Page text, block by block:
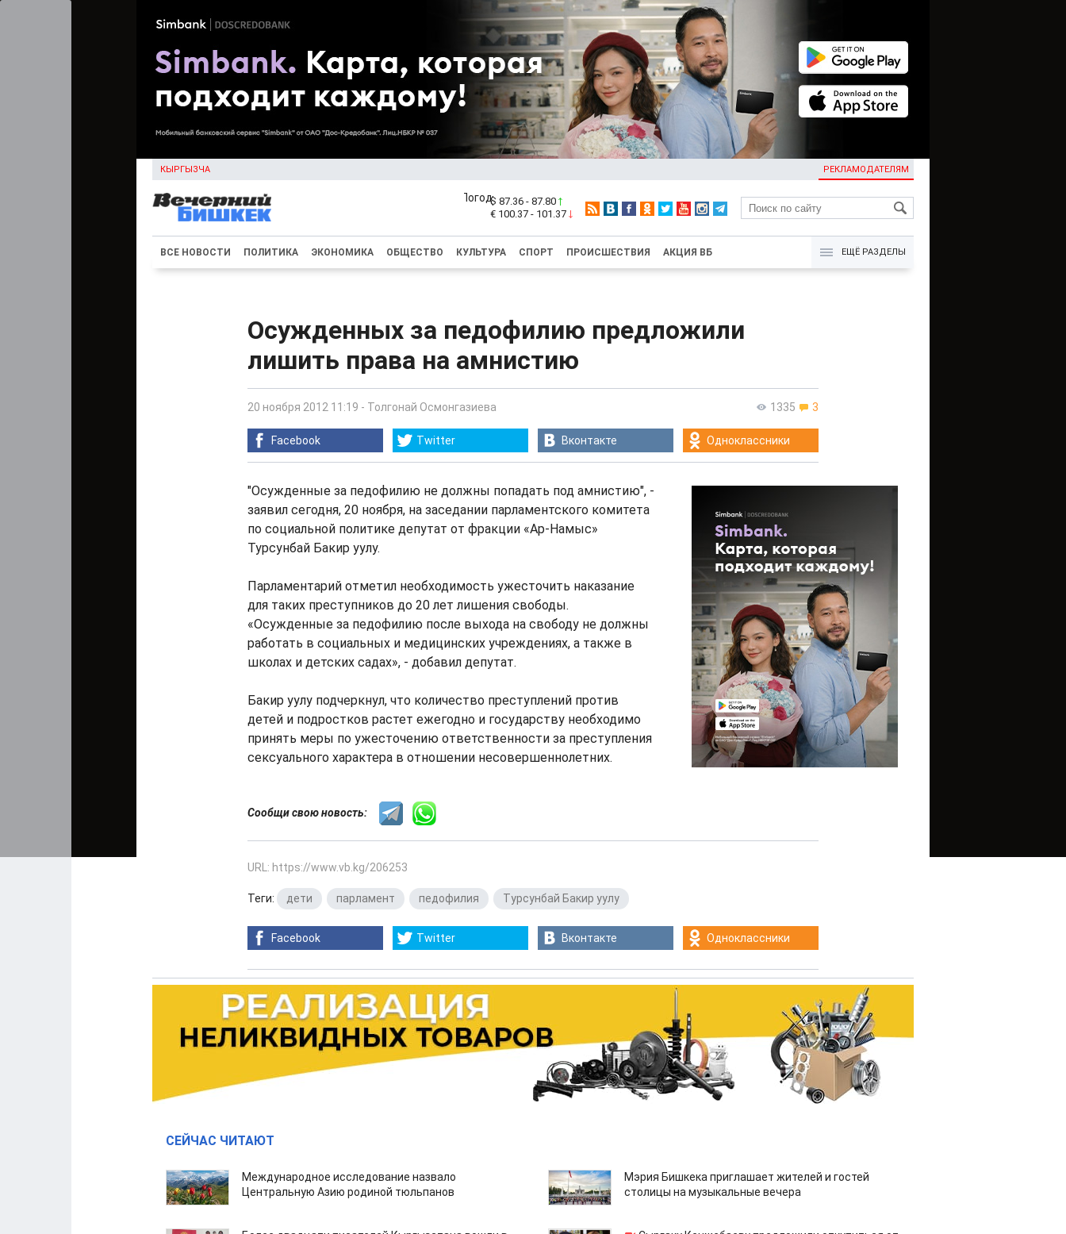
КЫРГЫЗЧА РЕКЛАМОДАТЕЛЯМ
KG
$ 87.36 - 87.80
€ 100.37 - 101.37
ВСЕ НОВОСТИ ПОЛИТИКА ЭКОНОМИКА ОБЩЕСТВО КУЛЬТУРА СПОРТ ПРОИСШЕСТВИЯ АКЦИЯ ВБ ЕЩЁ РАЗДЕЛЫ
Осужденных за педофилию предложили
лишить права на амнистию
1335 3
20 ноября 2012 11:19 - Толгонай Осмонгазиева
Facebook Twitter Вконтакте Одноклассники
"Осужденные за педофилию не должны попадать под амнистию", -
заявил сегодня, 20 ноября, на заседании парламентского комитета
по социальной политике депутат от фракции «Ар-Намыс»
Турсунбай Бакир уулу.
Парламентарий отметил необходимость ужесточить наказание
для таких преступников до 20 лет лишения свободы.
«Осужденные за педофилию после выхода на свободу не должны
работать в социальных и медицинских учреждениях, а также в
школах и детских садах», - добавил депутат.
Бакир уулу подчеркнул, что количество преступлений против
детей и подростков растет ежегодно и государству необходимо
принять меры по ужесточению ответственности за преступления
сексуального характера в отношении несовершеннолетних.
Сообщи свою новость:
URL: https://www.vb.kg/206253
Теги: дети парламент педофилия Турсунбай Бакир уулу
Facebook Twitter Вконтакте Одноклассники
СЕЙЧАС ЧИТАЮТ
Международное исследование назвало
Центральную Азию родиной тюльпанов
Мэрия Бишкека приглашает жителей и гостей
столицы на музыкальные вечера